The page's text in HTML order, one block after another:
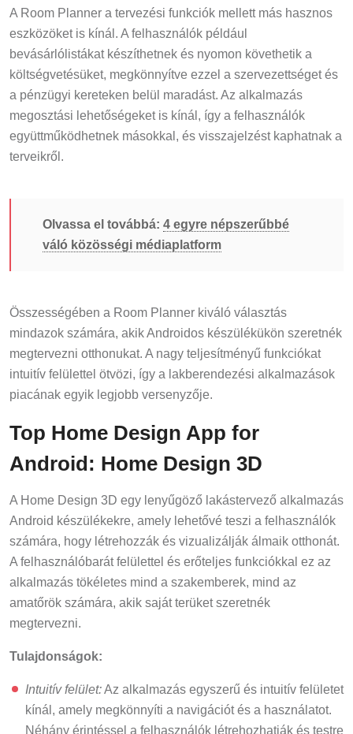
A Room Planner a tervezési funkciók mellett más hasznos
eszközöket is kínál. A felhasználók például
bevásárlólistákat készíthetnek és nyomon követhetik a
költségvetésüket, megkönnyítve ezzel a szervezettséget és
a pénzügyi kereteken belül maradást. Az alkalmazás
megosztási lehetőségeket is kínál, így a felhasználók
együttműködhetnek másokkal, és visszajelzést kaphatnak a
terveikről.
Olvassa el továbbá: 4 egyre népszerűbbé
váló közösségi médiaplatform
Összességében a Room Planner kiváló választás
mindazok számára, akik Androidos készülékükön szeretnék
megtervezni otthonukat. A nagy teljesítményű funkciókat
intuitív felülettel ötvözi, így a lakberendezési alkalmazások
piacának egyik legjobb versenyzője.
Top Home Design App for
Android: Home Design 3D
A Home Design 3D egy lenyűgöző lakástervező alkalmazás
Android készülékekre, amely lehetővé teszi a felhasználók
számára, hogy létrehozzák és vizualizálják álmaik otthonát.
A felhasználóbarát felülettel és erőteljes funkciókkal ez az
alkalmazás tökéletes mind a szakemberek, mind az
amatőrök számára, akik saját terüket szeretnék
megtervezni.
Tulajdonságok:
Intuitív felület:Az alkalmazás egyszerű és intuitív felületet
kínál, amely megkönnyíti a navigációt és a használatot.
Néhány érintéssel a felhasználók létrehozhatják és testre